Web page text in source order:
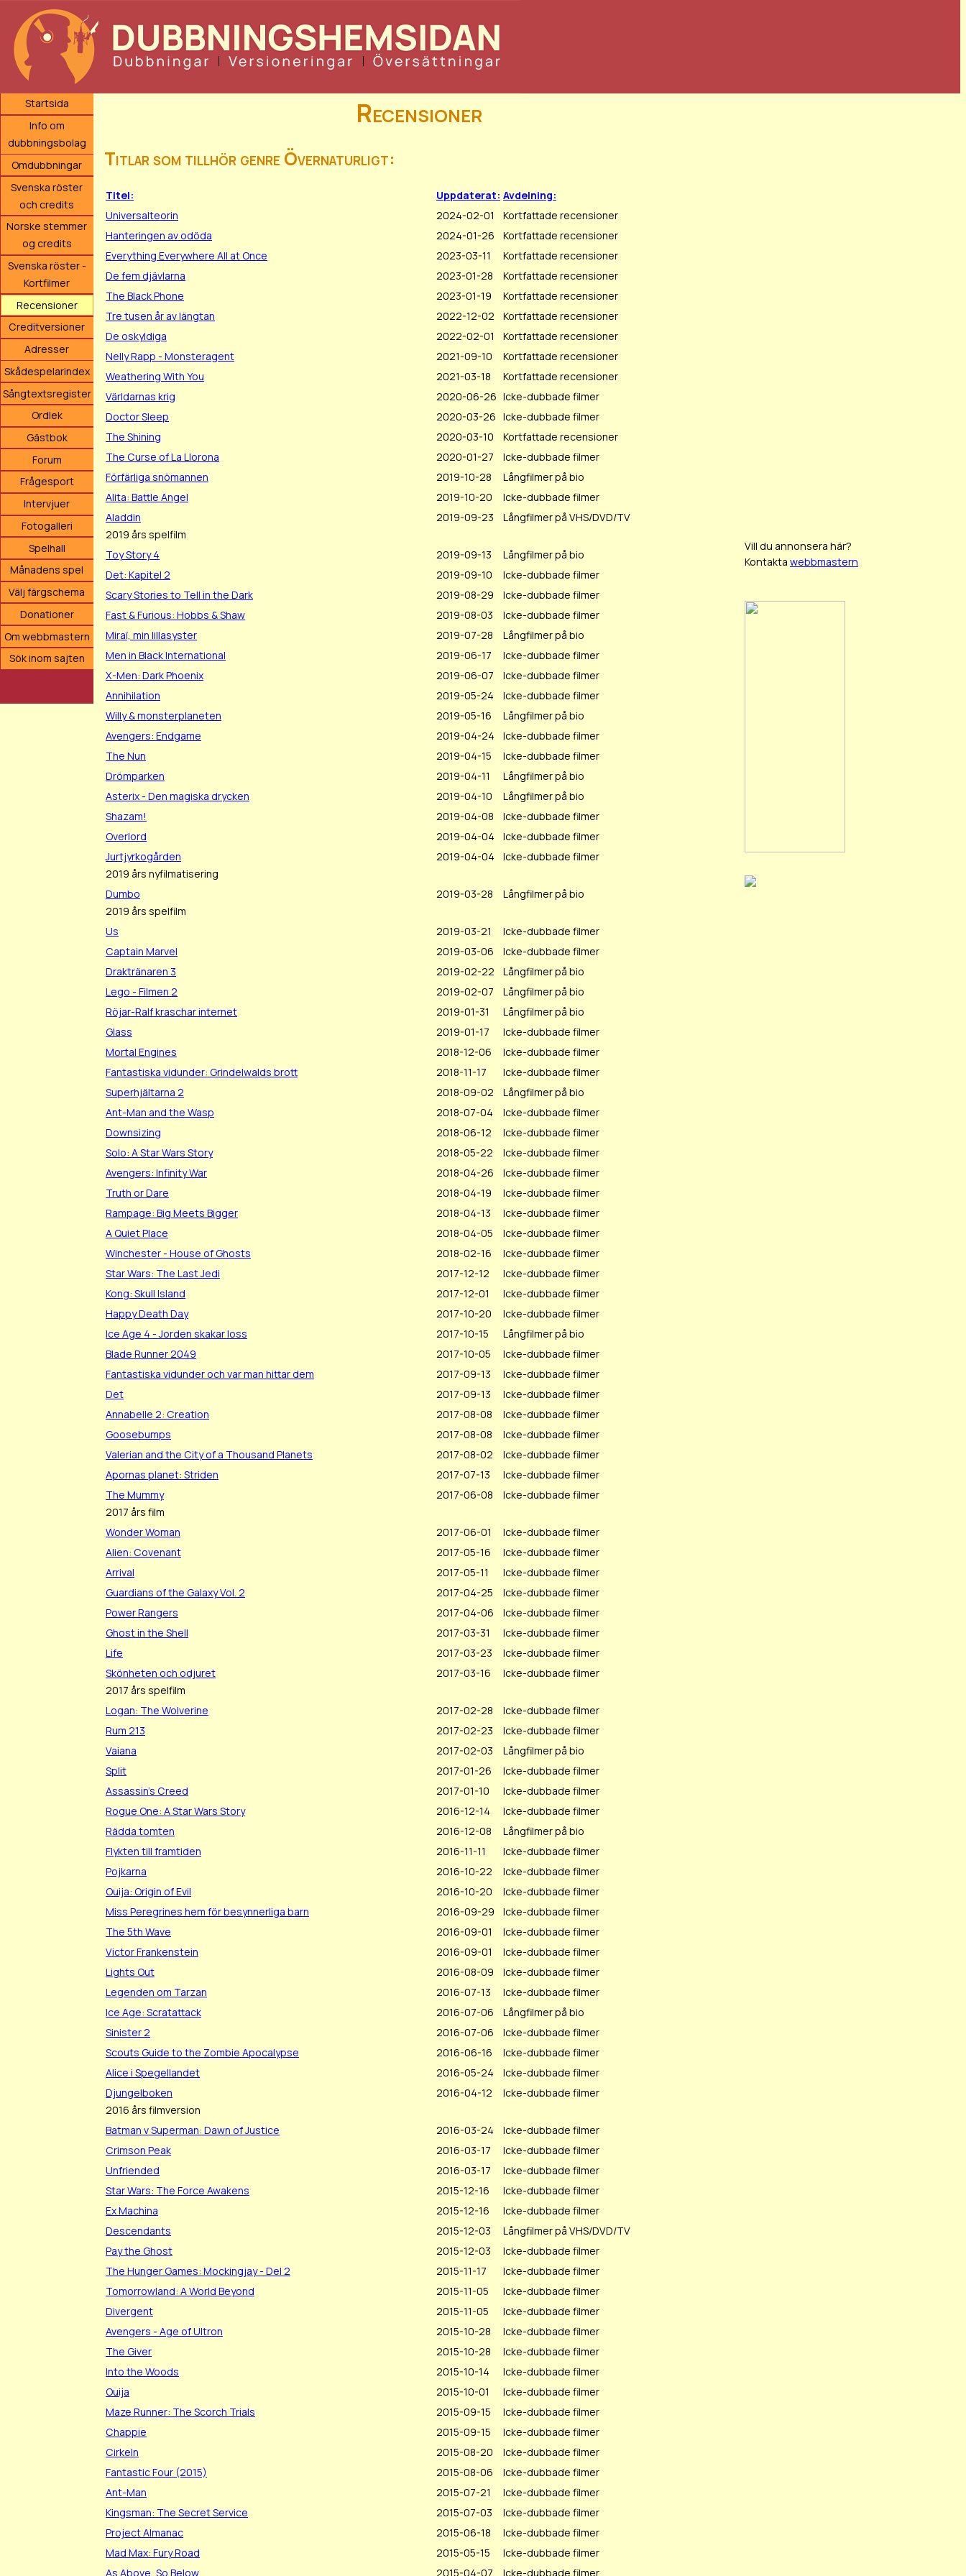
Startsida
Info om
dubbningsbolag
Omdubbningar
Svenska röster
och credits
Norske stemmer
og credits
Svenska röster -
Kortfilmer
Recensioner
Creditversioner
Adresser
Skådespelarindex
Sångtextsregister
Ordlek
Gästbok
Forum
Frågesport
Intervjuer
Fotogalleri
Spelhall
Månadens spel
Välj färgschema
Donationer
Om webbmastern
Sök inom sajten
Recensioner
Titlar som tillhör genre Övernaturligt:
Titel: Uppdaterat: Avdelning:
Universalteorin
2024-02-01
Kortfattade recensioner
Hanteringen av odöda
2024-01-26
Kortfattade recensioner
Everything Everywhere All at Once
2023-03-11
Kortfattade recensioner
De fem djävlarna
2023-01-28
Kortfattade recensioner
The Black Phone
2023-01-19
Kortfattade recensioner
Tre tusen år av längtan
2022-12-02
Kortfattade recensioner
De oskyldiga
2022-02-01
Kortfattade recensioner
Nelly Rapp - Monsteragent
2021-09-10
Kortfattade recensioner
Weathering With You
2021-03-18
Kortfattade recensioner
Världarnas krig
2020-06-26 Icke-dubbade filmer
Doctor Sleep
2020-03-26 Icke-dubbade filmer
The Shining
2020-03-10
Kortfattade recensioner
The Curse of La Llorona
2020-01-27
Icke-dubbade filmer
Förfärliga snömannen
2019-10-28
Långfilmer på bio
Alita: Battle Angel
2019-10-20
Icke-dubbade filmer
Aladdin
2019 års spelfilm
2019-09-23 Långfilmer på VHS/DVD/TV
Toy Story 4 2019-09-13
Långfilmer på bio
Det: Kapitel 2
2019-09-10
Icke-dubbade filmer
Scary Stories to Tell in the Dark
2019-08-29
Icke-dubbade filmer
Fast & Furious: Hobbs & Shaw
2019-08-03
Icke-dubbade filmer
Miraï, min lillasyster
2019-07-28
Långfilmer på bio
Men in Black International
2019-06-17
Icke-dubbade filmer
X-Men: Dark Phoenix
2019-06-07
Icke-dubbade filmer
Annihilation
2019-05-24
Icke-dubbade filmer
Willy & monsterplaneten
2019-05-16
Långfilmer på bio
Avengers: Endgame
2019-04-24
Icke-dubbade filmer
The Nun
2019-04-15
Icke-dubbade filmer
Drömparken
2019-04-11
Långfilmer på bio
Asterix - Den magiska drycken
2019-04-10
Långfilmer på bio
Shazam!
2019-04-08
Icke-dubbade filmer
Overlord
2019-04-04
Icke-dubbade filmer
Jurtjyrkogården
2019 års nyfilmatisering
2019-04-04 Icke-dubbade filmer
Dumbo
2019 års spelfilm
2019-03-28 Långfilmer på bio
Us 2019-03-21
Icke-dubbade filmer
Captain Marvel
2019-03-06
Icke-dubbade filmer
Draktränaren 3
2019-02-22
Långfilmer på bio
Lego - Filmen 2
2019-02-07
Långfilmer på bio
Röjar-Ralf kraschar internet
2019-01-31
Långfilmer på bio
Glass
2019-01-17
Icke-dubbade filmer
Mortal Engines
2018-12-06
Icke-dubbade filmer
Fantastiska vidunder: Grindelwalds brott
2018-11-17
Icke-dubbade filmer
Superhjältarna 2
2018-09-02
Långfilmer på bio
Ant-Man and the Wasp
2018-07-04
Icke-dubbade filmer
Downsizing
2018-06-12
Icke-dubbade filmer
Solo: A Star Wars Story
2018-05-22
Icke-dubbade filmer
Avengers: Infinity War
2018-04-26
Icke-dubbade filmer
Truth or Dare
2018-04-19
Icke-dubbade filmer
Rampage: Big Meets Bigger
2018-04-13
Icke-dubbade filmer
A Quiet Place
2018-04-05
Icke-dubbade filmer
Winchester - House of Ghosts
2018-02-16
Icke-dubbade filmer
Star Wars: The Last Jedi
2017-12-12
Icke-dubbade filmer
Kong: Skull Island
2017-12-01
Icke-dubbade filmer
Happy Death Day
2017-10-20
Icke-dubbade filmer
Ice Age 4 - Jorden skakar loss
2017-10-15
Långfilmer på bio
Blade Runner 2049
2017-10-05
Icke-dubbade filmer
Fantastiska vidunder och var man hittar dem
2017-09-13
Icke-dubbade filmer
Det
2017-09-13
Icke-dubbade filmer
Annabelle 2: Creation
2017-08-08
Icke-dubbade filmer
Goosebumps
2017-08-08
Icke-dubbade filmer
Valerian and the City of a Thousand Planets
2017-08-02
Icke-dubbade filmer
Apornas planet: Striden
2017-07-13
Icke-dubbade filmer
The Mummy
2017 års film
2017-06-08 Icke-dubbade filmer
Wonder Woman 2017-06-01
Icke-dubbade filmer
Alien: Covenant
2017-05-16
Icke-dubbade filmer
Arrival
2017-05-11
Icke-dubbade filmer
Guardians of the Galaxy Vol. 2
2017-04-25
Icke-dubbade filmer
Power Rangers
2017-04-06
Icke-dubbade filmer
Ghost in the Shell
2017-03-31
Icke-dubbade filmer
Life
2017-03-23
Icke-dubbade filmer
Skönheten och odjuret
2017 års spelfilm
2017-03-16 Icke-dubbade filmer
Logan: The Wolverine 2017-02-28
Icke-dubbade filmer
Rum 213
2017-02-23
Icke-dubbade filmer
Vaiana
2017-02-03
Långfilmer på bio
Split
2017-01-26
Icke-dubbade filmer
Assassin's Creed
2017-01-10
Icke-dubbade filmer
Rogue One: A Star Wars Story
2016-12-14
Icke-dubbade filmer
Rädda tomten
2016-12-08
Långfilmer på bio
Flykten till framtiden
2016-11-11
Icke-dubbade filmer
Pojkarna
2016-10-22
Icke-dubbade filmer
Ouija: Origin of Evil
2016-10-20
Icke-dubbade filmer
Miss Peregrines hem för besynnerliga barn
2016-09-29
Icke-dubbade filmer
The 5th Wave
2016-09-01
Icke-dubbade filmer
Victor Frankenstein
2016-09-01
Icke-dubbade filmer
Lights Out
2016-08-09
Icke-dubbade filmer
Legenden om Tarzan
2016-07-13
Icke-dubbade filmer
Ice Age: Scratattack
2016-07-06
Långfilmer på bio
Sinister 2
2016-07-06
Icke-dubbade filmer
Scouts Guide to the Zombie Apocalypse
2016-06-16
Icke-dubbade filmer
Alice i Spegellandet
2016-05-24
Icke-dubbade filmer
Djungelboken
2016 års filmversion
2016-04-12 Icke-dubbade filmer
Batman v Superman: Dawn of Justice 2016-03-24
Icke-dubbade filmer
Crimson Peak
2016-03-17
Icke-dubbade filmer
Unfriended
2016-03-17
Icke-dubbade filmer
Star Wars: The Force Awakens
2015-12-16
Icke-dubbade filmer
Ex Machina
2015-12-16
Icke-dubbade filmer
Descendants
2015-12-03
Långfilmer på VHS/DVD/TV
Pay the Ghost
2015-12-03
Icke-dubbade filmer
The Hunger Games: Mockingjay - Del 2
2015-11-17
Icke-dubbade filmer
Tomorrowland: A World Beyond
2015-11-05
Icke-dubbade filmer
Divergent
2015-11-05
Icke-dubbade filmer
Avengers - Age of Ultron
2015-10-28
Icke-dubbade filmer
The Giver
2015-10-28
Icke-dubbade filmer
Into the Woods
2015-10-14
Icke-dubbade filmer
Ouija
2015-10-01
Icke-dubbade filmer
Maze Runner: The Scorch Trials
2015-09-15
Icke-dubbade filmer
Chappie
2015-09-15
Icke-dubbade filmer
Cirkeln
2015-08-20
Icke-dubbade filmer
Fantastic Four (2015)
2015-08-06
Icke-dubbade filmer
Ant-Man
2015-07-21
Icke-dubbade filmer
Kingsman: The Secret Service
2015-07-03
Icke-dubbade filmer
Project Almanac
2015-06-18
Icke-dubbade filmer
Mad Max: Fury Road
2015-05-15
Icke-dubbade filmer
As Above, So Below
2015-04-07 Icke-dubbade filmer
Vill du annonsera här?
Kontakta webbmastern